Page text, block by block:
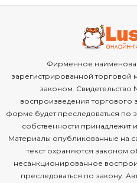
Фирменное
зарегистрированной торговой
законом.
воспроизведения
форме будет преследоваться по
собственности принадлежит
Материалы опубликованные на
текст охраняются законом
несанкционированное
преследоваться по закону.